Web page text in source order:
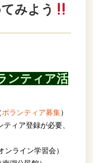
みよう
ンティア活
ボランティア募集）
ィア登録が必要、
ンライン学習会）